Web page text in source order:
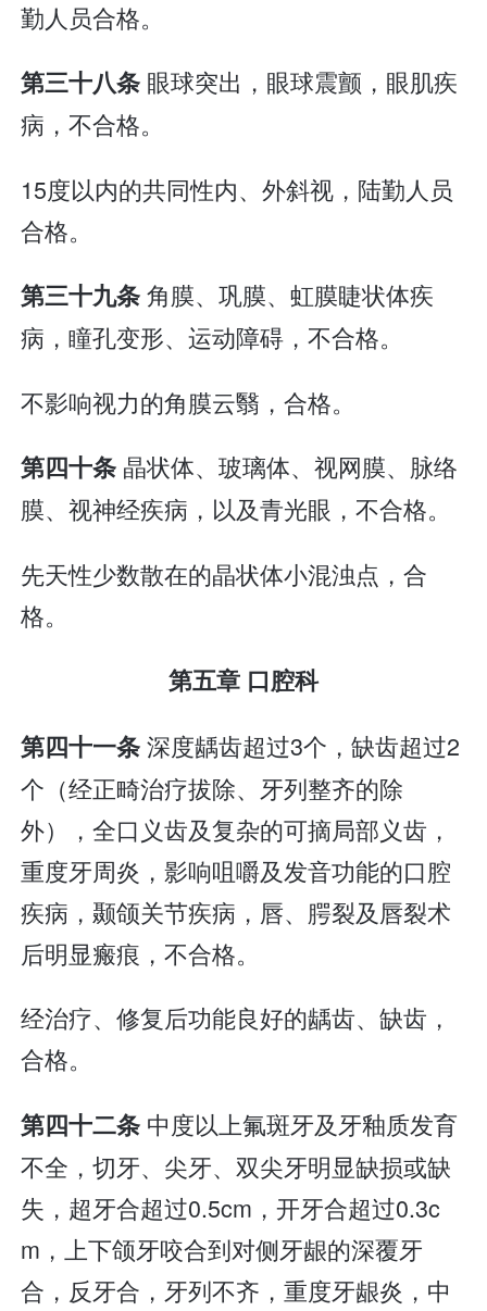
勤人员合格。
第三十八条 眼球突出，眼球震颤，眼肌疾
病，不合格。
15度以内的共同性内、外斜视，陆勤人员
合格。
第三十九条角膜、巩膜、虹膜睫状体疾
病，瞳孔变形、运动障碍，不合格。
不影响视力的角膜云翳，合格。
第四十条 晶状体、玻璃体、视网膜、脉络
膜、视神经疾病，以及青光眼，不合格。
先天性少数散在的晶状体小混浊点，合
格。
第五章 口腔科
第四十一条深度龋齿超过3个，缺齿超过2
个（经正畸治疗拔除、牙列整齐的除
外），全口义齿及复杂的可摘局部义齿，
重度牙周炎，影响咀嚼及发音功能的口腔
疾病，颞颌关节疾病，唇、腭裂及唇裂术
后明显瘢痕，不合格。
经治疗、修复后功能良好的龋齿、缺齿，
合格。
第四十二条 中度以上氟斑牙及牙釉质发育
不全，切牙、尖牙、双尖牙明显缺损或缺
失，超牙合超过0.5cm，开牙合超过0.3c
m，上下颌牙咬合到对侧牙龈的深覆牙
合，反牙合，牙列不齐，重度牙龈炎，中